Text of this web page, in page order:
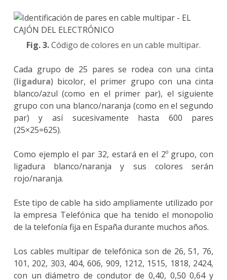
Fig. 3.Código de colores en un cable multipar.
Cada grupo de 25 pares se rodea con una cinta
(ligadura) bicolor, el primer grupo con una cinta
blanco/azul (como en el primer par), el siguiente
grupo con una blanco/naranja (como en el segundo
par) y así sucesivamente hasta 600 pares
(25×25=625).
Como ejemplo el par 32, estará en el 2º grupo, con
ligadura blanco/naranja y sus colores serán
rojo/naranja.
Este tipo de cable ha sido ampliamente utilizado por
la empresa Telefónica que ha tenido el monopolio
de la telefonía fija en España durante muchos años.
Los cables multipar de telefónica son de 26, 51, 76,
101, 202, 303, 404, 606, 909, 1212, 1515, 1818, 2424,
con un diámetro de condutor de 0,40, 0,50 0,64 y